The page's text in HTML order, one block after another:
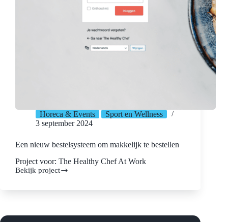
Horeca & Events
Sport en Wellness
3 september 2024
Een nieuw bestelsysteem om makkelijk te bestellen
Project voor: The Healthy Chef At Work
Bekijk project
Een
bestelsysteem
te